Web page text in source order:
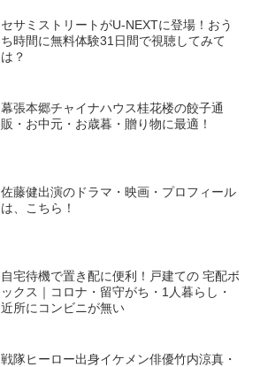
セサミストリートがU-NEXTに登場！おう
ち時間に無料体験31日間で視聴してみて
は？
幕張本郷チャイナハウス桂花楼の餃子通
販・お中元・お歳暮・贈り物に最適！
佐藤健出演のドラマ・映画・プロフィール
は、こちら！
自宅待機で置き配に便利！戸建ての 宅配ボ
ックス｜コロナ・留守がち・1人暮らし・
近所にコンビニが無い
戦隊ヒーロー出身イケメン俳優竹内涼真・